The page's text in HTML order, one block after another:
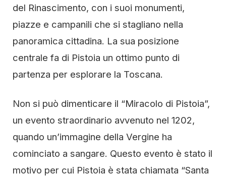
del Rinascimento, con i suoi monumenti,
piazze e campanili che si stagliano nella
panoramica cittadina. La sua posizione
centrale fa di Pistoia un ottimo punto di
partenza per esplorare la Toscana.
Non si può dimenticare il “Miracolo di Pistoia”,
un evento straordinario avvenuto nel 1202,
quando un’immagine della Vergine ha
cominciato a sangare. Questo evento è stato il
motivo per cui Pistoia è stata chiamata “Santa